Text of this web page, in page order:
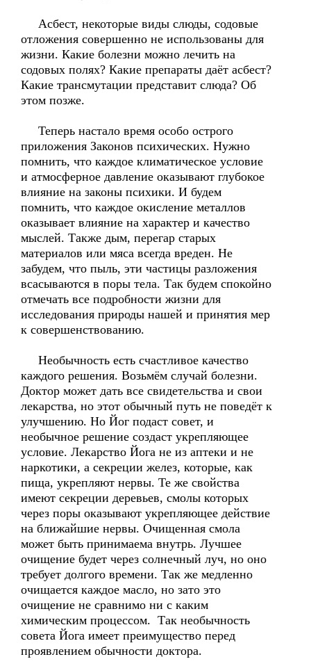
Асбест, некоторые виды слюды, содовые
отложения совершенно не использованы для
жизни. Какие болезни можно лечить на
содовых полях? Какие препараты даёт асбест?
Какие трансмутации представит слюда? Об
этом позже.
Теперь настало время особо острого
приложения Законов психических. Нужно
помнить, что каждое климатическое условие
и атмосферное давление оказывают глубокое
влияние на законы психики. И будем
помнить, что каждое окисление металлов
оказывает влияние на характер и качество
мыслей. Также дым, перегар старых
материалов или мяса всегда вреден. Не
забудем, что пыль, эти частицы разложения
всасываются в поры тела. Так будем спокойно
отмечать все подробности жизни для
исследования природы нашей и принятия мер
к совершенствованию.
Необычность есть счастливое качество
каждого решения. Возьмём случай болезни.
Доктор может дать все свидетельства и свои
лекарства, но этот обычный путь не поведёт к
улучшению. Но Йог подаст совет, и
необычное решение создаст укрепляющее
условие. Лекарство Йога не из аптеки и не
наркотики, а секреции желез, которые, как
пища, укрепляют нервы. Те же свойства
имеют секреции деревьев, смолы которых
через поры оказывают укрепляющее действие
на ближайшие нервы. Очищенная смола
может быть принимаема внутрь. Лучшее
очищение будет через солнечный луч, но оно
требует долгого времени. Так же медленно
очищается каждое масло, но зато это
очищение не сравнимо ни с каким
химическим процессом. Так необычность
совета Йога имеет преимущество перед
проявлением обычности доктора.